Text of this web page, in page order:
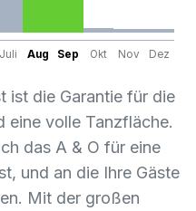
Juli Aug Sep Okt Nov Dez
ist die Garantie für die
eine volle Tanzfläche.
das A & O für eine
und an die Ihre Gäste
Mit der großen